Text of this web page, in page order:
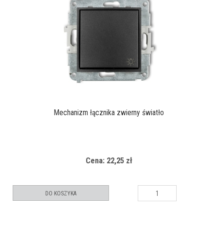
Mechanizm łącznika zwierny światło
Cena: 22,25 zł
DO KOSZYKA